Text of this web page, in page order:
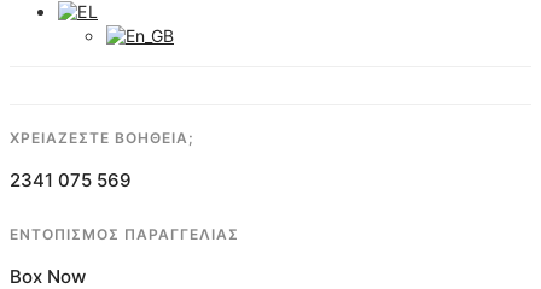
ΧΡΕΙΑΖΕΣΤΕ ΒΟΗΘΕΙΑ;
2341 075 569
ΕΝΤΟΠΙΣΜΟΣ ΠΑΡΑΓΓΕΛΙΑΣ
Box Now